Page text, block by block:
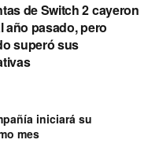
de Switch 2 cayeron
año pasado, pero
superó sus
iniciará su
mes